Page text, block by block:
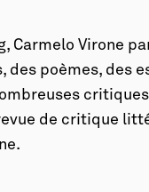
Carmelo Virone
des poèmes, des
de critique